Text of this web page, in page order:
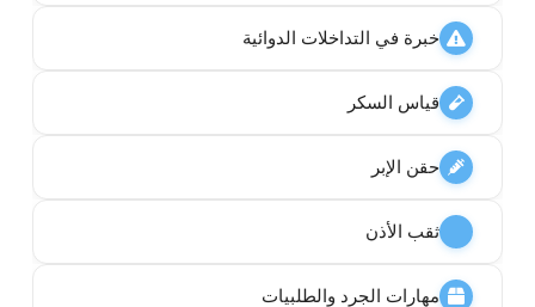
خبرة في التداخلات الدوائية
قياس السكر
حقن الإبر
ثقب الأذن
مهارات الجرد والطلبيات